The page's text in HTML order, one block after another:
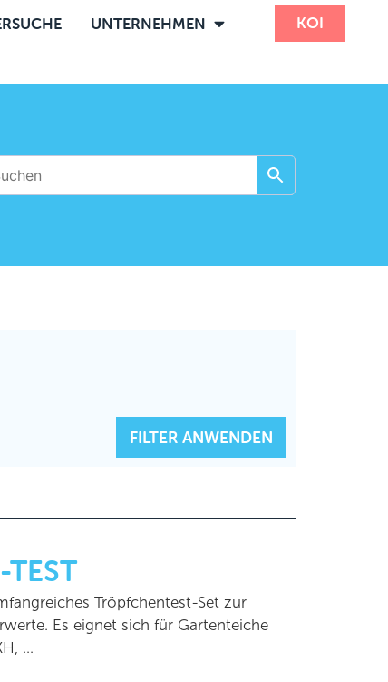
UNTERNEHMEN
KOI
FILTER ANWENDEN
Tröpfchentest-Set zur
Es eignet sich für Gartenteiche
…